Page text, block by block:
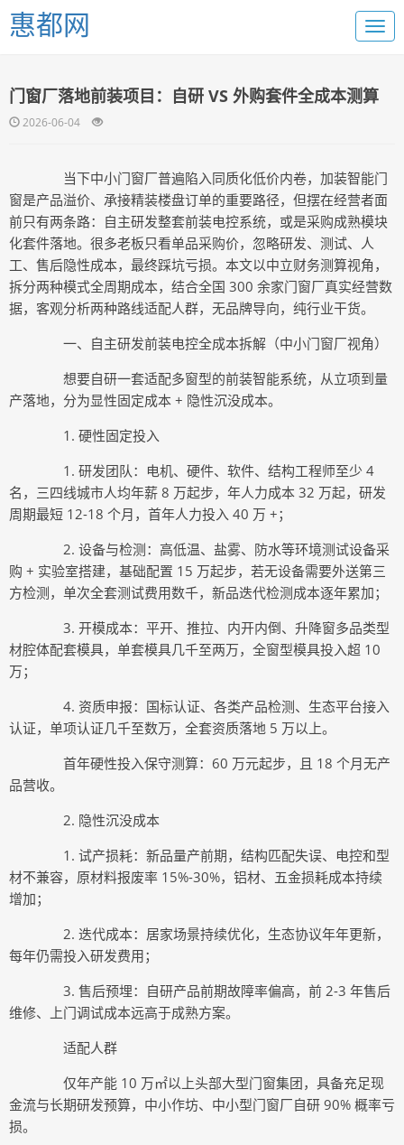
惠都网
门窗厂落地前装项目：自研 VS 外购套件全成本测算
2026-06-04
当下中小门窗厂普遍陷入同质化低价内卷，加装智能门
窗是产品溢价、承接精装楼盘订单的重要路径，但摆在经营者面
前只有两条路：自主研发整套前装电控系统，或是采购成熟模块
化套件落地。很多老板只看单品采购价，忽略研发、测试、人
工、售后隐性成本，最终踩坑亏损。本文以中立财务测算视角，
拆分两种模式全周期成本，结合全国 300 余家门窗厂真实经营数
据，客观分析两种路线适配人群，无品牌导向，纯行业干货。
一、自主研发前装电控全成本拆解（中小门窗厂视角）
想要自研一套适配多窗型的前装智能系统，从立项到量
产落地，分为显性固定成本 + 隐性沉没成本。
1. 硬性固定投入
1. 研发团队：电机、硬件、软件、结构工程师至少 4
名，三四线城市人均年薪 8 万起步，年人力成本 32 万起，研发
周期最短 12-18 个月，首年人力投入 40 万 +；
2. 设备与检测：高低温、盐雾、防水等环境测试设备采
购 + 实验室搭建，基础配置 15 万起步，若无设备需要外送第三
方检测，单次全套测试费用数千，新品迭代检测成本逐年累加；
3. 开模成本：平开、推拉、内开内倒、升降窗多品类型
材腔体配套模具，单套模具几千至两万，全窗型模具投入超 10
万；
4. 资质申报：国标认证、各类产品检测、生态平台接入
认证，单项认证几千至数万，全套资质落地 5 万以上。
首年硬性投入保守测算：60 万元起步，且 18 个月无产
品营收。
2. 隐性沉没成本
1. 试产损耗：新品量产前期，结构匹配失误、电控和型
材不兼容，原材料报废率 15%-30%，铝材、五金损耗成本持续
增加；
2. 迭代成本：居家场景持续优化，生态协议年年更新，
每年仍需投入研发费用；
3. 售后预埋：自研产品前期故障率偏高，前 2-3 年售后
维修、上门调试成本远高于成熟方案。
适配人群
仅年产能 10 万㎡以上头部大型门窗集团，具备充足现
金流与长期研发预算，中小作坊、中小型门窗厂自研 90% 概率亏
损。